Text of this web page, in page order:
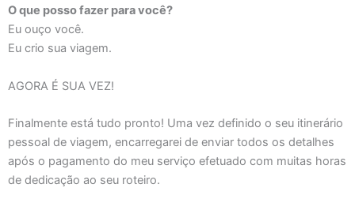
O que posso fazer para você?
Eu ouço você.
Eu crio sua viagem.
AGORA É SUA VEZ!
Finalmente está tudo pronto! Uma vez definido o seu itinerário
pessoal de viagem, encarregarei de enviar todos os detalhes
após o pagamento do meu serviço efetuado com muitas horas
de dedicação ao seu roteiro.